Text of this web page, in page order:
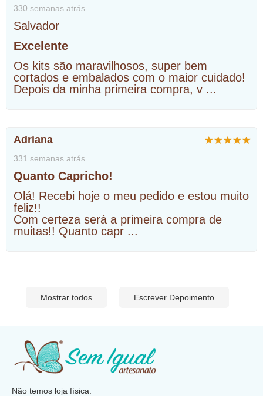
330 semanas atrás
Salvador
Excelente
Os kits são maravilhosos, super bem
cortados e embalados com o maior cuidado!
Depois da minha primeira compra, v ...
Adriana
331 semanas atrás
Quanto Capricho!
Olá! Recebi hoje o meu pedido e estou muito
feliz!!
Com certeza será a primeira compra de
muitas!! Quanto capr ...
Mostrar todos Escrever Depoimento
Não temos loja física.